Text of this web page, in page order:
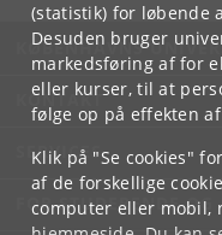
(statistik) for løbende
Desuden bruger
markedsføring af for
eller kurser, til at
følge op på effekten
Klik på "Se cookies"
af de forskellige
computer eller mobil,
KØBENHAVNS
KONTAKT
SERVICES
FOR STUDERENDE